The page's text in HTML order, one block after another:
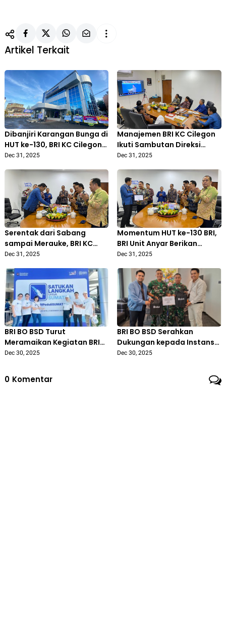
Artikel Terkait
Dibanjiri Karangan Bunga di
HUT ke-130, BRI KC Cilegon
Terima Dukungan dan
serta Mitra
Dec 31, 2025
Manajemen BRI KC Cilegon
Ikuti Sambutan Direksi
Secara Daring, Perkuat
HUT ke-130 BRI
Dec 31, 2025
Serentak dari Sabang
sampai Merauke, BRI KC
Cilegon Gelar Prosesi
HUT ke-130 BRI
Dec 31, 2025
Momentum HUT ke-130 BRI,
BRI Unit Anyar Berikan
Penghargaan Masa Kerja
Dec 31, 2025
BRI BO BSD Turut
Meramaikan Kegiatan BRI
Peduli Sumatra Bertema
Sumatra”
Dec 30, 2025
BRI BO BSD Serahkan
Dukungan kepada Instansi
BRIGKAV 1
Dec 30, 2025
0 Komentar